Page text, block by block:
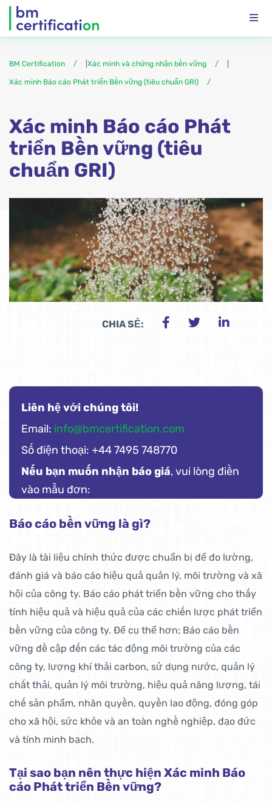
BM Certification Xác minh và chứng nhận bền vững
Xác minh Báo cáo Phát triển Bền vững (tiêu chuẩn GRI)
Xác minh Báo cáo Phát
triển Bền vững (tiêu
chuẩn GRI)
CHIA SẺ:
Liên hệ với chúng tôi!
Email: info@bmcertification.com
Số điện thoại: +44 7495 748770
Nếu bạn muốn nhận báo giá, vui lòng điền
vào mẫu đơn:
Báo cáo bền vững là gì?
Đây là tài liệu chính thức được chuẩn bị để đo lường,
đánh giá và báo cáo hiệu quả quản lý, môi trường và xã
hội của công ty. Báo cáo phát triển bền vững cho thấy
tính hiệu quả và hiệu quả của các chiến lược phát triển
bền vững của công ty. Để cụ thể hơn; Báo cáo bền
vững đề cập đến các tác động môi trường của các
công ty, lượng khí thải carbon, sử dụng nước, quản lý
chất thải, quản lý môi trường, hiệu quả năng lượng, tái
chế sản phẩm, nhân quyền, quyền lao động, đóng góp
cho xã hội, sức khỏe và an toàn nghề nghiệp, đạo đức
và tính minh bạch.
Tại sao bạn nên thực hiện Xác minh Báo
cáo Phát triển Bền vững?